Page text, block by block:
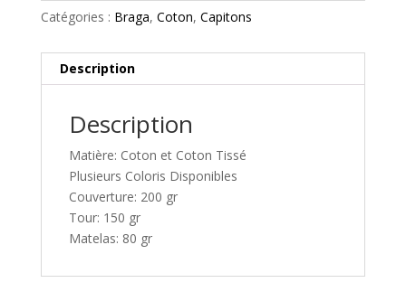
Catégories : Braga, Coton, Capitons
Description
Description
Matière: Coton et Coton Tissé
Plusieurs Coloris Disponibles
Couverture: 200 gr
Tour: 150 gr
Matelas: 80 gr